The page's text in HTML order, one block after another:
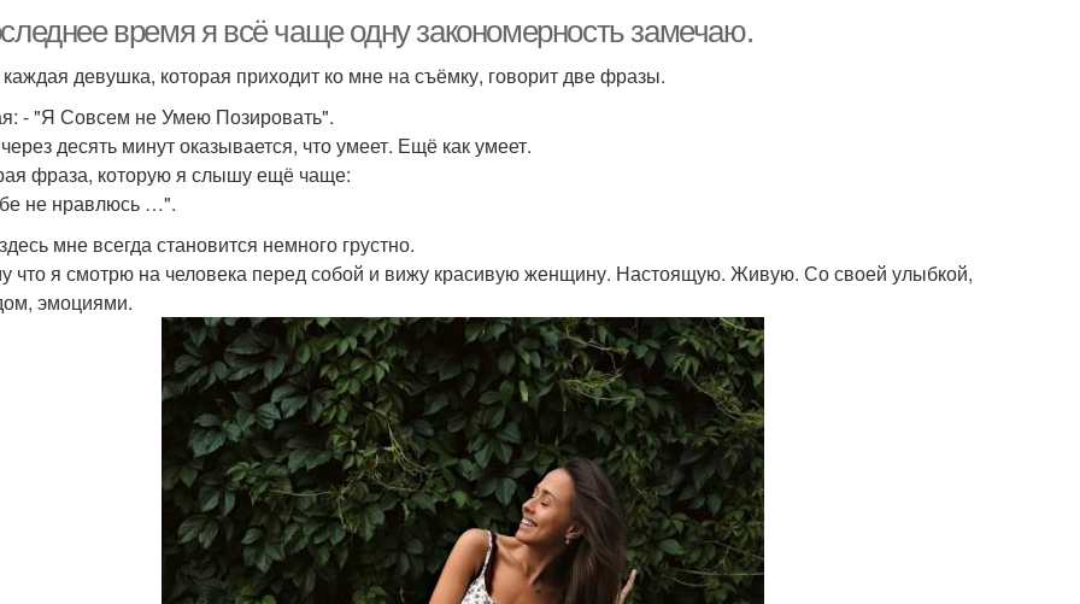
время я всё чаще одну закономерность замечаю.
девушка, которая приходит ко мне на съёмку, говорит две фразы.
- "Я Совсем не Умею Позировать".
десять минут оказывается, что умеет. Ещё как умеет.
фраза, которую я слышу ещё чаще:
не нравлюсь …".
мне всегда становится немного грустно.
что я смотрю на человека перед собой и вижу красивую женщину. Настоящую. Живую. Со своей улыбкой,
эмоциями.